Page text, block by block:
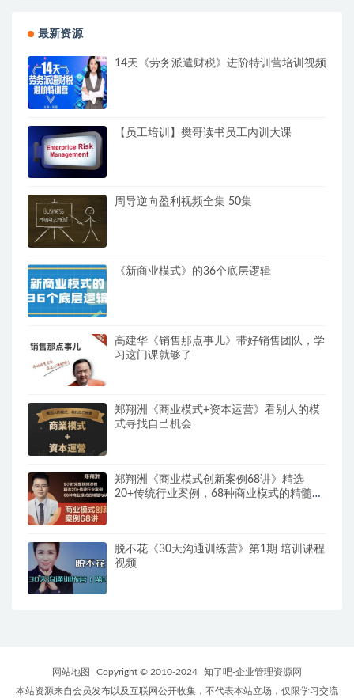
最新资源
14天《劳务派遣财税》进阶特训营培训视频
【员工培训】樊哥读书员工内训大课
周导逆向盈利视频全集 50集
《新商业模式》的36个底层逻辑
高建华《销售那点事儿》带好销售团队，学
习这门课就够了
郑翔洲《商业模式+资本运营》看别人的模
式寻找自己机会
郑翔洲《商业模式创新案例68讲》精选
20+传统行业案例，68种商业模式的精髓与
脱不花《30天沟通训练营》第1期 培训课程
视频
网站地图 Copyright © 2010-2024
知了吧-企业管理资源网
本站资源来自会员发布以及互联网公开收集，不代表本站立场，仅限学习交流